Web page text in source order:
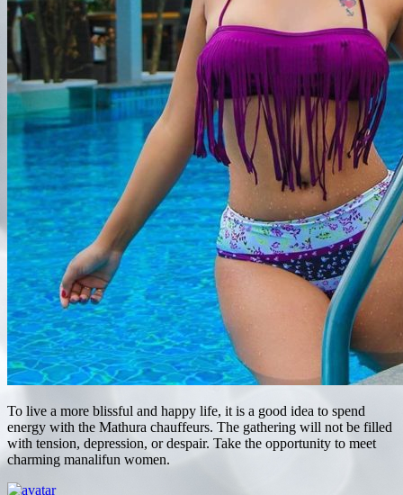
To live a more blissful and happy life, it is a good idea to spend
energy with the Mathura chauffeurs. The gathering will not be filled
with tension, depression, or despair. Take the opportunity to meet
charming manalifun women.